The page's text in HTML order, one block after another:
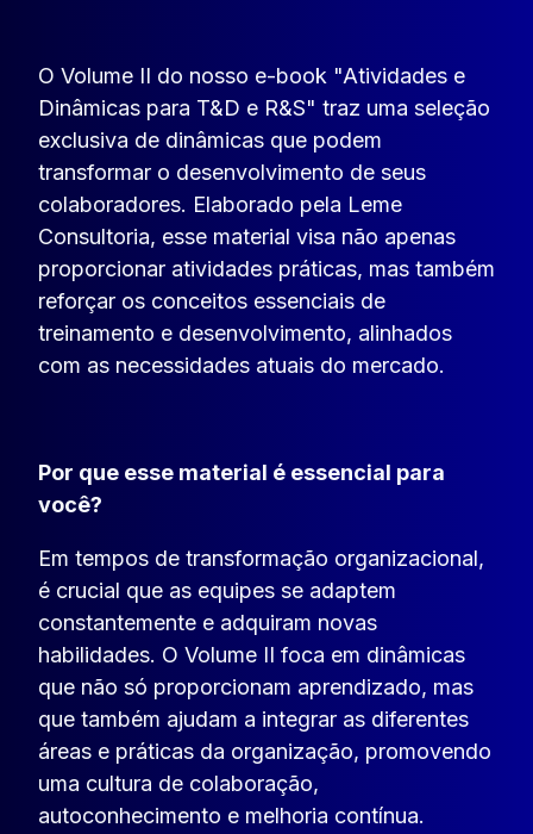
O Volume II do nosso e-book "Atividades e
Dinâmicas para T&D e R&S" traz uma seleção
exclusiva de dinâmicas que podem
transformar o desenvolvimento de seus
colaboradores. Elaborado pela Leme
Consultoria, esse material visa não apenas
proporcionar atividades práticas, mas também
reforçar os conceitos essenciais de
treinamento e desenvolvimento, alinhados
com as necessidades atuais do mercado.
Por que esse material é essencial para
você?
Em tempos de transformação organizacional,
é crucial que as equipes se adaptem
constantemente e adquiram novas
habilidades. O Volume II foca em dinâmicas
que não só proporcionam aprendizado, mas
que também ajudam a integrar as diferentes
áreas e práticas da organização, promovendo
uma cultura de colaboração,
autoconhecimento e melhoria contínua.